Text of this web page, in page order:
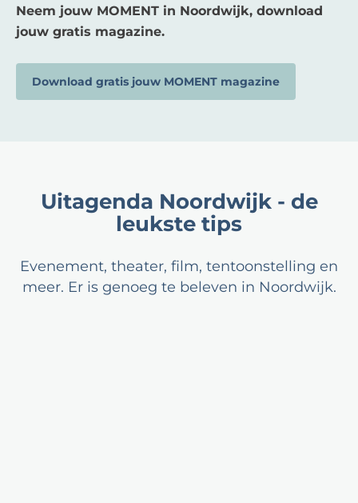
Neem jouw MOMENT in Noordwijk, download
jouw gratis magazine.
Download gratis jouw MOMENT magazine
Uitagenda Noordwijk - de
leukste tips
Evenement, theater, film, tentoonstelling en
meer. Er is genoeg te beleven in Noordwijk.